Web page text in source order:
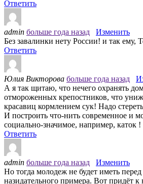
Ответить
admin больше года назад
Изменить
Без завалинки нету России! и так ему,
Ответить
Юлия Викторова больше года назад
А я так щитаю, что нечего охранять
отмороженных крепостников, что
красавиц кормлением сук! Надо
И построить что-нить современное и
социально-значимое, например, каток !
Ответить
admin больше года назад
Изменить
Но тогда молодеж не будет иметь перед
назидательного примера. Вот придёт к